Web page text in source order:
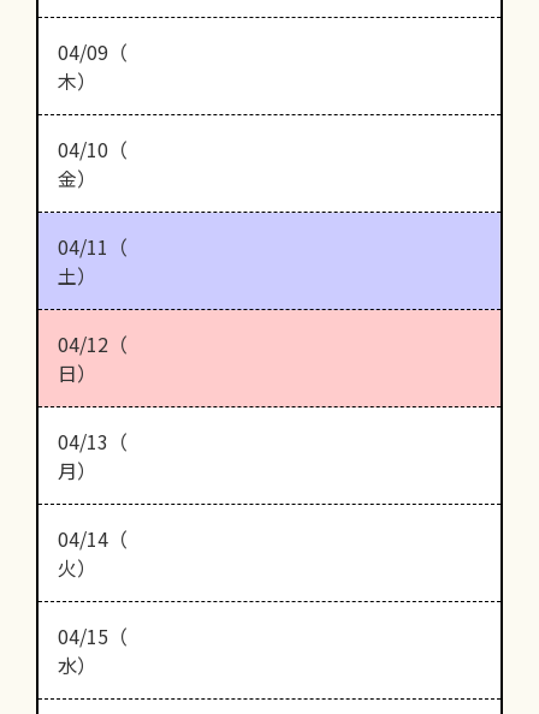
04/09（
木）
04/10（
金）
04/11（
土）
04/12（
日）
04/13（
月）
04/14（
火）
04/15（
水）